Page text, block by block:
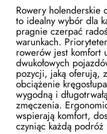
Rowery
to idealny wybór dla
pragnie czerpać
warunkach.
rowerów jest komfort
dwukołowych
pozycji, jaką oferują,
obciążenie
wygodną i
zmęczenia.
wspierają komfort,
czyniąc każdą